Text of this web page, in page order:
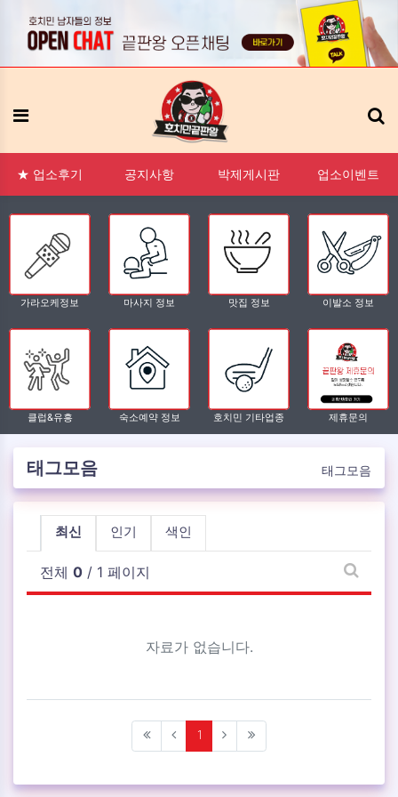
메뉴
★ 업소후기 공지사항 박제게시판 업소이벤트
가라오케정보 마사지 정보 맛집 정보 이발소 정보
클럽&유흥 숙소예약 정보 호치민 기타업종 제휴문의
태그모음 태그모음
최신 인기 색인
전체 0 / 1 페이지
태그 검
자료가 없습니다.
1(current)
문의 태그모음 신고모음